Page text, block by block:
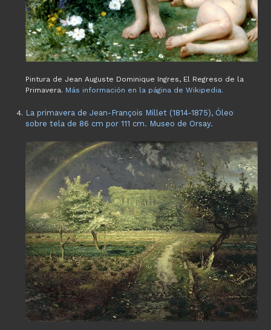
Pintura de Jean Auguste Dominique Ingres, El Regreso de la
Primavera. Más información en la página de Wikipedia.
La primavera de Jean-François Millet (1814-1875), Óleo
sobre tela de 86 cm por 111 cm. Museo de Orsay.